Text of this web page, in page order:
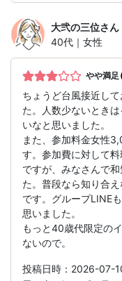
大弐の三位さん
40代｜女性
やや満足
ちょうど台風接近し
た。人数少ないとき
いなと思いました。
また、参加料金女性
す。参加費に対して料
ですが、みなさんで
た。普段なら知り合
です。グループLINE
思いました。
もっと40歳代限定の
ないので。
投稿日時：2026-07-